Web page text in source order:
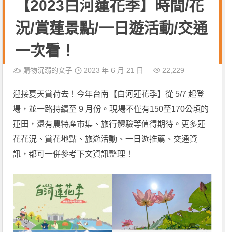
【2023白河蓮花季】時間/花
況/賞蓮景點/一日遊活動/交通
一次看！
✍️ 購物沉溺的女子 2023 年 6 月 21 日 22,229
迎接夏天賞荷去！今年台南【白河蓮花季】從 5/7 起登
場，並一路持續至 9 月份。現場不僅有150至170公頃的
蓮田，還有農特產市集、旅行體驗等值得期待。更多蓮
花花況、賞花地點、旅遊活動、一日遊推薦、交通資
訊，都可一併參考下文資訊整理！